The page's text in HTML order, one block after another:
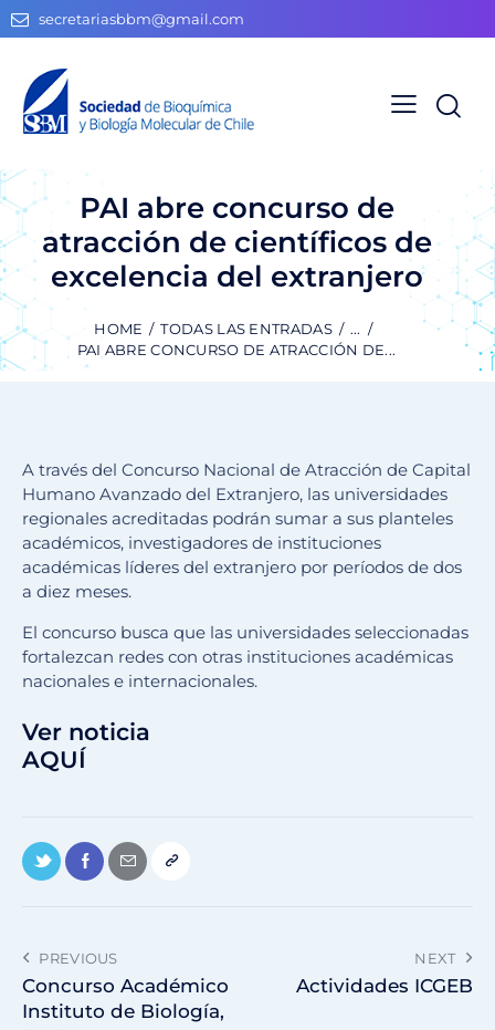
secretariasbbm@gmail.com
PAI abre concurso de
atracción de científicos de
excelencia del extranjero
HOME TODAS LAS ENTRADAS
...
PAI ABRE CONCURSO DE ATRACCIÓN DE...
A través del Concurso Nacional de Atracción de Capital
Humano Avanzado del Extranjero, las universidades
regionales acreditadas podrán sumar a sus planteles
académicos, investigadores de instituciones
académicas líderes del extranjero por períodos de dos
a diez meses.
El concurso busca que las universidades seleccionadas
fortalezcan redes con otras instituciones académicas
nacionales e internacionales.
Ver noticia
AQUÍ
PREVIOUS
​Concurso Académico
Instituto de Biología,
NEXT
Actividades ICGEB